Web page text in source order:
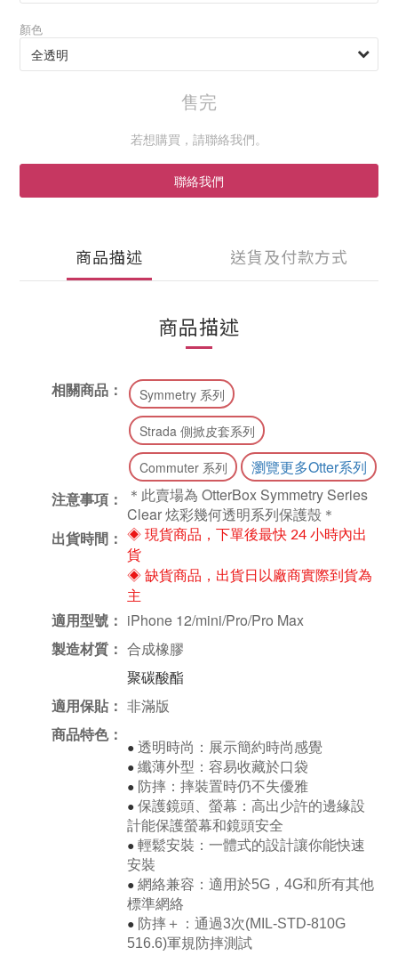
顏色
售完
若想購買，請聯絡我們。
聯絡我們
商品描述 送貨及付款方式
商品描述
相關商品： Symmetry 系列
Strada 側掀皮套系列
Commuter 系列
瀏覽更多Otter系列
注意事項：
＊此賣場為 OtterBox Symmetry Series
Clear 炫彩幾何透明系列保護殼＊
出貨時間：
◈ 現貨商品，下單後最快 24 小時內出
貨
◈ 缺貨商品，出貨日以廠商實際到貨為
主
適用型號： iPhone 12/mini/Pro/Pro Max
製造材質： 合成橡膠
聚碳酸酯
適用保貼： 非滿版
商品特色：
● 透明時尚：展示簡約時尚感覺
● 纖薄外型：容易收藏於口袋
● 防摔：摔裝置時仍不失優雅
● 保護鏡頭、螢幕：高出少許的邊緣設
計能保護螢幕和鏡頭安全
● 輕鬆安裝：一體式的設計讓你能快速
安裝
● 網絡兼容：適用於5G，4G和所有其他
標準網絡
● 防摔＋：通過3次(MIL-STD-810G
516.6)軍規防摔測試